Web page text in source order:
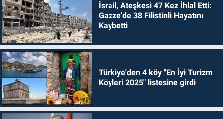
İsrail, Ateşkesi 47 Kez İhlal Etti:
Gazze’de 38 Filistinli Hayatını
Kaybetti
Türkiye'den 4 köy "En İyi Turizm
Köyleri 2025" listesine girdi